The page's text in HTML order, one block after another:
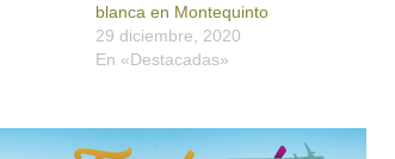
blanca en Montequinto
29 diciembre, 2020
En «Destacadas»